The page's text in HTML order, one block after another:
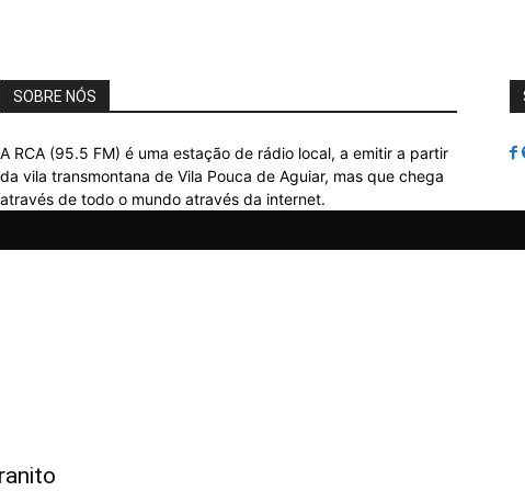
SOBRE NÓS
A RCA (95.5 FM) é uma estação de rádio local, a emitir a partir
da vila transmontana de Vila Pouca de Aguiar, mas que chega
através de todo o mundo através da internet.